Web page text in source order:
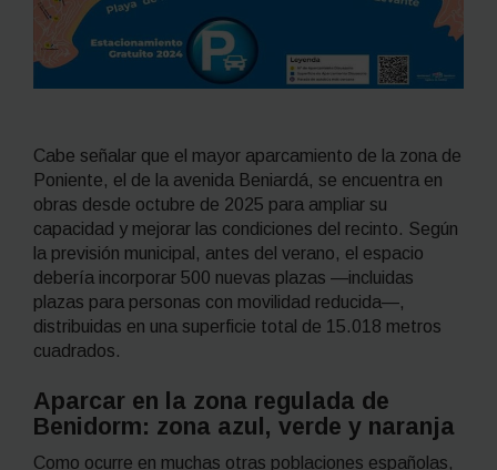
Cabe señalar que el mayor aparcamiento de la zona de
Poniente, el de la avenida Beniardá, se encuentra en
obras desde octubre de 2025 para ampliar su
capacidad y mejorar las condiciones del recinto. Según
la previsión municipal, antes del verano, el espacio
debería incorporar 500 nuevas plazas —incluidas
plazas para personas con movilidad reducida—,
distribuidas en una superficie total de 15.018 metros
cuadrados.
Aparcar en la zona regulada de
Benidorm: zona azul, verde y naranja
Como ocurre en muchas otras poblaciones españolas,